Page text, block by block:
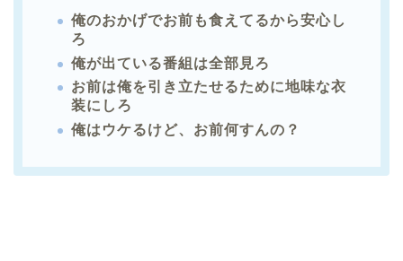
俺のおかげでお前も食えてるから安心し
ろ
俺が出ている番組は全部見ろ
お前は俺を引き立たせるために地味な衣
装にしろ
俺はウケるけど、お前何すんの？